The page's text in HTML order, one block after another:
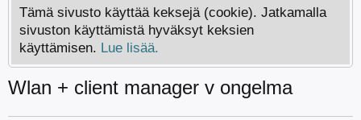
Tämä sivusto käyttää keksejä (cookie). Jatkamalla
sivuston käyttämistä hyväksyt keksien
käyttämisen. Lue lisää.
Wlan + client manager v ongelma